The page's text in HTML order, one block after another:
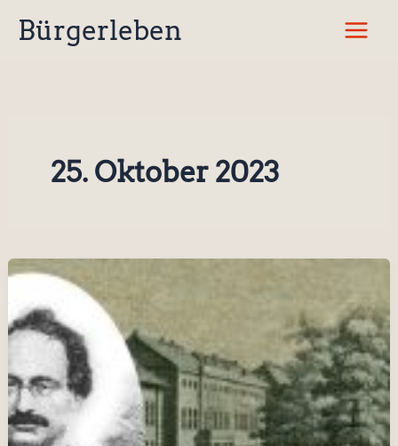
InhaltBürgerleben
25. Oktober 2023